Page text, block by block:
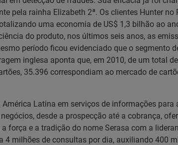
pela rainha Elizabeth 2ª. Os clientes Hunter
uma economia de US$ 1,3 bilhão ao
do produto, nos últimos seis anos, as
período ficou evidenciado que o segmento
inglesa aponta que, em 2010, de um total
35.396 correspondiam ao mercado de
América Latina em serviços de informações
desde a prospecção até a cobrança,
força e a tradição do nome Serasa com a
4 milhões de consultas por dia, auxiliando 400